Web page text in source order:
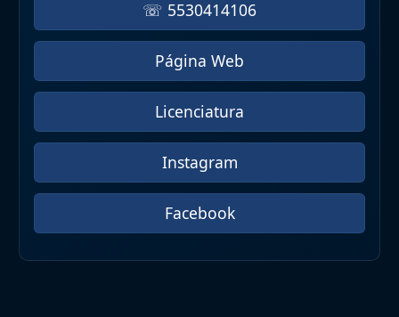
☏ 5530414106
Página Web
Licenciatura
Instagram
Facebook